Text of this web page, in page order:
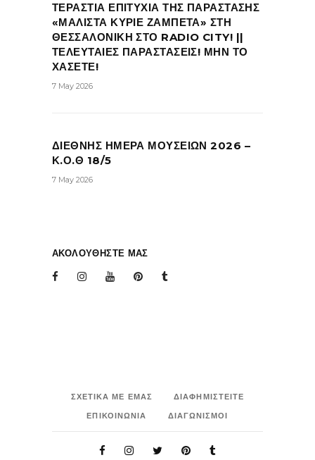
ΤΕΡΑΣΤΙΑ ΕΠΙΤΥΧΙΑ ΤΗΣ ΠΑΡΑΣΤΑΣΗΣ
«ΜΑΛΙΣΤΑ ΚΥΡΙΕ ΖΑΜΠΕΤΑ» ΣΤΗ
ΘΕΣΣΑΛΟΝΙΚΗ ΣΤΟ RADIO CITY! ||
ΤΕΛΕΥΤΑΙΕΣ ΠΑΡΑΣΤΑΣΕΙΣ! ΜΗΝ ΤΟ
ΧΑΣΕΤΕ!
7 May 2026
ΔΙΕΘΝΗΣ ΗΜΕΡΑ ΜΟΥΣΕΙΩΝ 2026 –
Κ.Ο.Θ 18/5
7 May 2026
ΑΚΟΛΟΥΘΗΣΤΕ ΜΑΣ
ΣΧΕΤΙΚΑ ΜΕ ΕΜΑΣ
ΔΙΑΦΗΜΙΣΤΕΙΤΕ
ΕΠΙΚΟΙΝΩΝΙΑ
ΔΙΑΓΩΝΙΣΜΟΙ